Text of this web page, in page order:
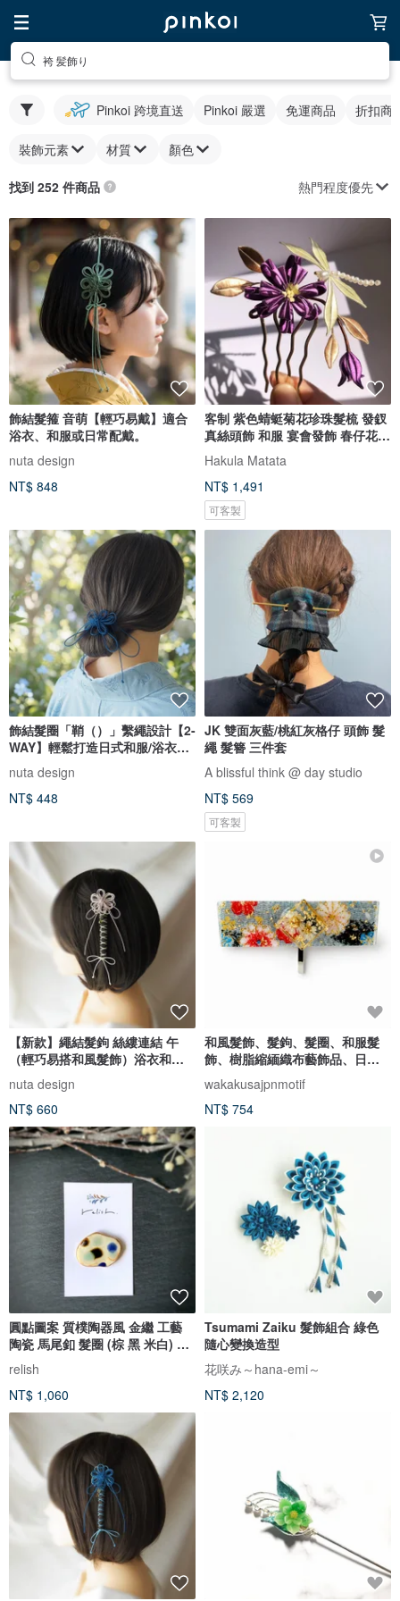
袴 髪飾り
Pinkoi 跨境直送 Pinkoi 嚴選 免運商品 折扣商
裝飾元素 材質 顏色
找到 252 件商品 熱門程度優先
飾結髮箍 音萌【輕巧易戴】適合
浴衣、和服或日常配戴。
nuta design
NT$ 848
客制 紫色蜻蜓菊花珍珠髮梳 發釵
真絲頭飾 和服 宴會發飾 春仔花
纏花
Hakula Matata
NT$ 1,491
可客製
飾結髮圈「鞘（）」繫繩設計【2-
WAY】輕鬆打造日式和服/浴衣造
nuta design
NT$ 448
JK 雙面灰藍/桃紅灰格仔 頭飾 髮
繩 髮簪 三件套
A blissful think @ day studio
NT$ 569
可客製
【新款】繩結髮鉤 絲縷連結 午
（輕巧易搭和風髮飾）浴衣和服
適用，自由造型髮鉤。
nuta design
NT$ 660
和風髮飾、髮鉤、髮圈、和服髮
飾、樹脂縮緬織布藝飾品、日本
飾品禮物
wakakusajpnmotif
NT$ 754
圓點圖案 質樸陶器風 金繼 工藝
陶瓷 馬尾釦 髮圈 (棕 黑 米白) 胸
針 金色 金色 藍綠色 綠色 髮飾
relish
NT$ 1,060
Tsumami Zaiku 髮飾組合 綠色
隨心變換造型
花咲み～hana-emi～
NT$ 2,120